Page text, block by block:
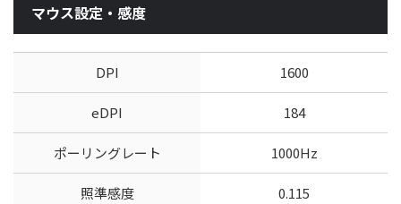
マウス設定・感度
DPI 1600
eDPI 184
ポーリングレート 1000Hz
照準感度 0.115